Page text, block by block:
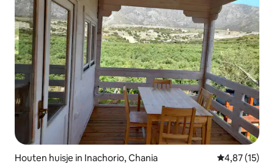
Houten huisje in Inachorio, Chania Gemiddelde
4,87 (15)